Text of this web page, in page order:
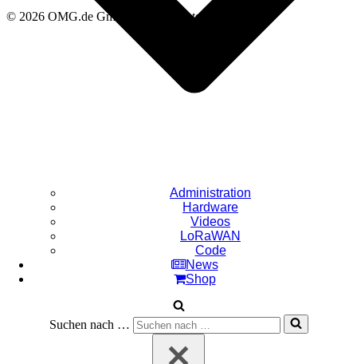
Administration
Hardware
Videos
LoRaWAN
Code
News
Shop
Suchen nach …
© 2026 OMG.de GmbH - Alle Rechte vorbehalten.